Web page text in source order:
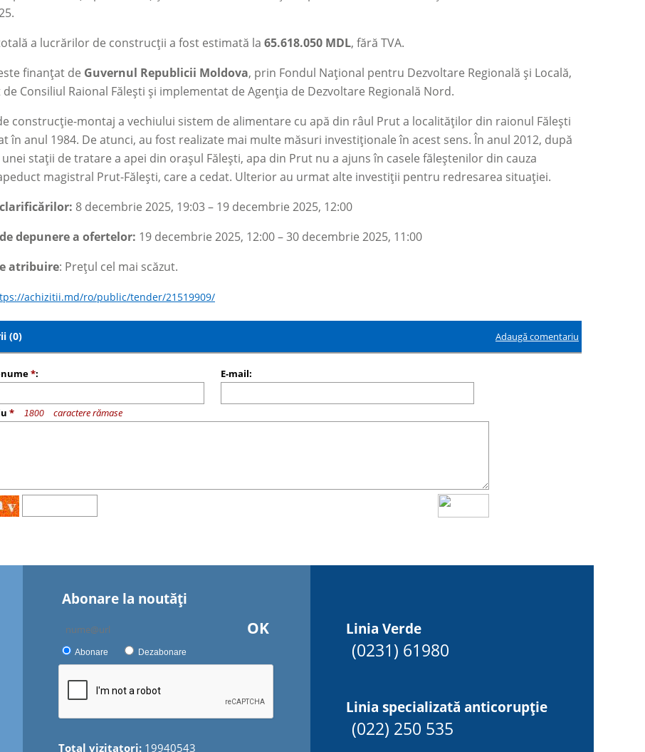
a lucrărilor de construcții a fost estimată la 65.618.050 MDL, fără TVA.
finanțat de Guvernul Republicii Moldova, prin Fondul Național pentru Dezvoltare Regională și Locală,
Consiliul Raional Fălești și implementat de Agenția de Dezvoltare Regională Nord.
construcție-montaj a vechiului sistem de alimentare cu apă din râul Prut a localităților din raionul Fălești
în anul 1984. De atunci, au fost realizate mai multe măsuri investiționale în acest sens. În anul 2012, după
stații de tratare a apei din orașul Fălești, apa din Prut nu a ajuns în casele făleștenilor din cauza
magistral Prut-Fălești, care a cedat. Ulterior au urmat alte investiții pentru redresarea situației.
8 decembrie 2025, 19:03 – 19 decembrie 2025, 12:00
depunere a ofertelor: 19 decembrie 2025, 12:00 – 30 decembrie 2025, 11:00
atribuire: Prețul cel mai scăzut.
achizitii.md/ro/public/tender/21519909/
(0) Adaugă comentariu
*: E-mail:
* caractere rămase
Abonare la noutăţi
OK
Abonare Dezabonare
Total vizitatori: 19940543
Linia Verde
(0231) 61980
Linia specializată anticorupție
(022) 250 535